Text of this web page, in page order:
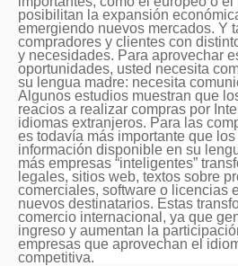
posibilitan la expansión
emergiendo nuevos mercados. Y
compradores y clientes con
y necesidades. Para aprovechar
oportunidades, usted necesita
su lengua madre: necesita
Algunos estudios muestran que
reacios a realizar compras por
idiomas extranjeros. Para las
es todavía más importante que
información disponible en su
más empresas “inteligentes”
legales, sitios web, textos sobre
comerciales, software o licencias
nuevos destinatarios. Estas
comercio internacional, ya que
ingreso y aumentan la
empresas que aprovechan el
competitiva.